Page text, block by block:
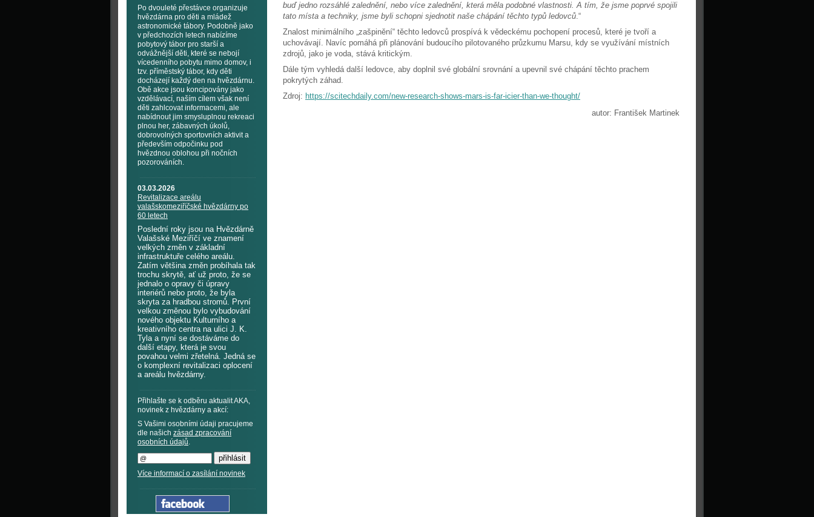
Po dvouleté přestávce organizuje
hvězdárna pro děti a mládež
astronomické tábory. Podobně jako
v předchozích letech nabízíme
pobytový tábor pro starší a
odvážnější děti, které se nebojí
vícedenního pobytu mimo domov, i
tzv. příměstský tábor, kdy děti
docházejí každý den na hvězdárnu.
Obě akce jsou koncipovány jako
vzdělávací, naším cílem však není
děti zahlcovat informacemi, ale
nabídnout jim smysluplnou rekreaci
plnou her, zábavných úkolů,
dobrovolných sportovních aktivit a
především odpočinku pod
hvězdnou oblohou při nočních
pozorováních.
03.03.2026
Revitalizace areálu
valašskomeziříčské hvězdárny po
60 letech
Poslední roky jsou na Hvězdárně
Valašské Meziříčí ve znamení
velkých změn v základní
infrastruktuře celého areálu.
Zatím většina změn probíhala tak
trochu skrytě, ať už proto, že se
jednalo o opravy či úpravy
interiérů nebo proto, že byla
skryta za hradbou stromů. První
velkou změnou bylo vybudování
nového objektu Kulturního a
kreativního centra na ulici J. K.
Tyla a nyní se dostáváme do
další etapy, která je svou
povahou velmi zřetelná. Jedná se
o komplexní revitalizaci oplocení
a areálu hvězdárny.
Přihlašte se k odběru aktualit AKA,
novinek z hvězdárny a akcí:
S Vašimi osobními údaji pracujeme
dle našich zásad zpracování
osobních údajů.
Více informací o zasílání novinek
buď jedno rozsáhlé zalednění, nebo více zalednění, která měla podobné vlastnosti. A tím, že jsme poprvé spojili
tato místa a techniky, jsme byli schopni sjednotit naše chápání těchto typů ledovců.“
Znalost minimálního „zašpinění“ těchto ledovců prospívá k vědeckému pochopení procesů, které je tvoří a
uchovávají. Navíc pomáhá při plánování budoucího pilotovaného průzkumu Marsu, kdy se využívání místních
zdrojů, jako je voda, stává kritickým.
Dále tým vyhledá další ledovce, aby doplnil své globální srovnání a upevnil své chápání těchto prachem
pokrytých záhad.
Zdroj: https://scitechdaily.com/new-research-shows-mars-is-far-icier-than-we-thought/
autor: František Martinek